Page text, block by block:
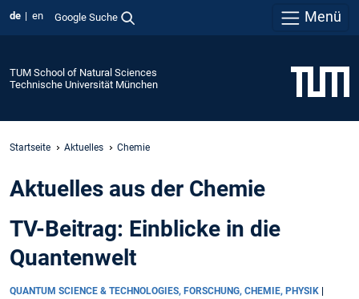
de en Google Suche Menü
TUM School of Natural Sciences
Technische Universität München
Startseite Aktuelles Chemie
Aktuelles aus der Chemie
TV-Beitrag: Einblicke in die
Quantenwelt
QUANTUM SCIENCE & TECHNOLOGIES, FORSCHUNG, CHEMIE, PHYSIK